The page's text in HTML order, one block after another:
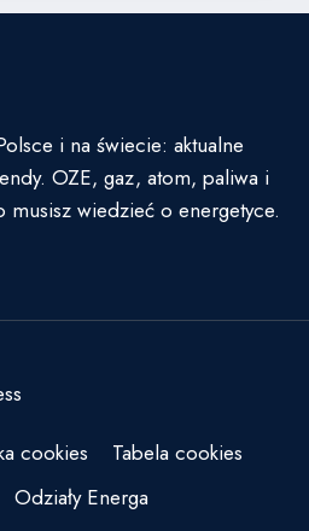
i na świecie: aktualne
OZE, gaz, atom, paliwa i
musisz wiedzieć o energetyce.
cookies
Tabela cookies
Odziały Energa